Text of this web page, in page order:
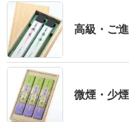
高級・ご
微煙・少